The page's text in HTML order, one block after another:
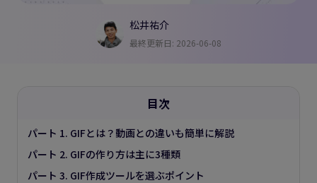
松井祐介
最終更新日: 2026-06-08
目次
パート 1. GIFとは？動画との違いも簡単に解説
パート 2. GIFの作り方は主に3種類
パート 3. GIF作成ツールを選ぶポイント